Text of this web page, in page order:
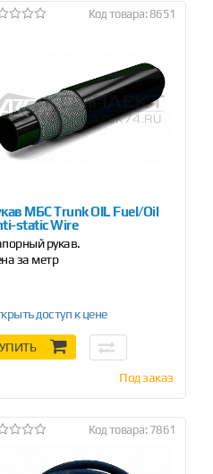
Код товара: 8651
МБС Trunk OIL Fuel/Oil
static Wire
рукав.
за метр
доступ к цене
Под заказ
Код товара: 7861